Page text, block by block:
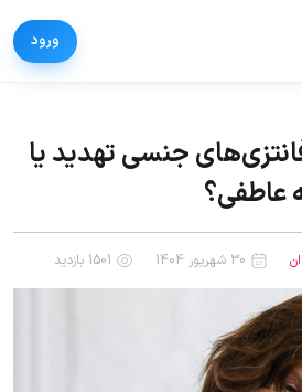
جنسی تهدید یا
عاطفی؟